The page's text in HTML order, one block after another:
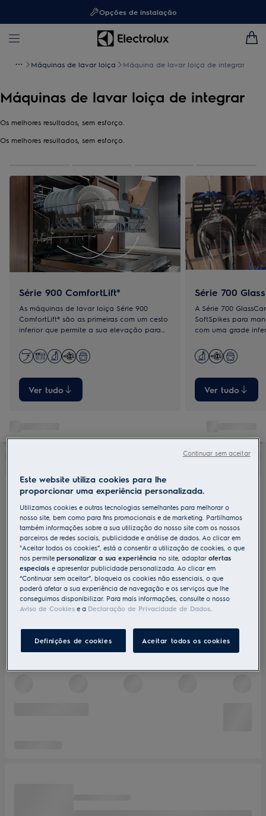
Opções de instalação
Máquinas de lavar loiça Máquina de lavar loiça de integrar
Máquinas de lavar loiça de integrar
Os melhores resultados, sem esforço.
Os melhores resultados, sem esforço.
Série 900 ComfortLift®
As máquinas de lavar loiça Série 900
ComfortLift® são as primeiras com um cesto
inferior que permite a sua elevação para
Ver tudo
Série 700
A Série 700
SoftSpikes para
com uma grade
Ver tudo
Este website utiliza cookies para lhe
proporcionar uma experiência personalizada.
Utilizamos cookies e outras tecnologias semelhantes para melhorar o
nosso site, bem como para fins promocionais e de marketing. Partilhamos
também informações sobre a sua utilização do nosso site com os nossos
parceiros de redes sociais, publicidade e análise de dados. Ao clicar em
"Aceitar todos os cookies”, está a consentir a utilização de cookies, o que
nos permitepersonalizar a sua experiênciano site, adaptarofertas
especiaise apresentar publicidade personalizada. Ao clicar em
“Continuar sem aceitar”, bloqueia os cookies não essenciais, o que
poderá afetar a sua experiência de navegação e os serviços que lhe
conseguimos disponibilizar. Para mais informações, consulte o nosso
Aviso de Cookiese a Declaração de Privacidade de Dados.
Definições de cookies Aceitar todos os cookies
Continuar sem aceitar